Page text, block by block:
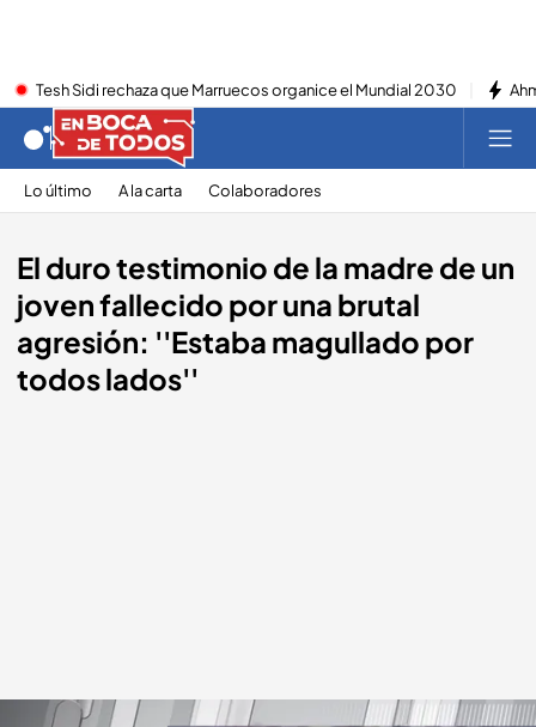
Tesh Sidi rechaza que Marruecos organice el Mundial 2030
Lo último A la carta Colaboradores
El duro testimonio de la madre de un
joven fallecido por una brutal
agresión: ''Estaba magullado por
todos lados''
Hablamos con la madre de la víctima